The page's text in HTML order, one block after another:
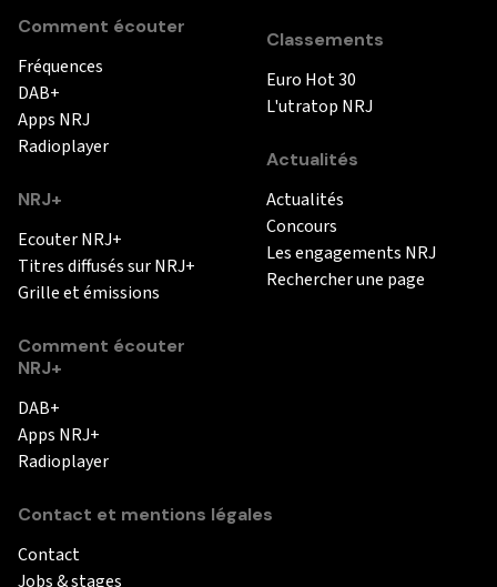
Comment écouter
Fréquences
DAB+
Apps NRJ
Radioplayer
NRJ+
Ecouter NRJ+
Titres diffusés sur NRJ+
Grille et émissions
Comment écouter
NRJ+
DAB+
Apps NRJ+
Radioplayer
Classements
Euro Hot 30
L'utratop NRJ
Actualités
Actualités
Concours
Les engagements NRJ
Rechercher une page
Contact et mentions légales
Contact
Jobs & stages